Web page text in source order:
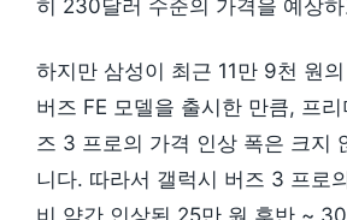
히 230달러 수준의 가격을 예상
하지만 삼성이 최근 11만 9천 원
버즈 FE 모델을 출시한 만큼, 프
즈 3 프로의 가격 인상 폭은 크지
니다. 따라서 갤럭시 버즈 3 프로